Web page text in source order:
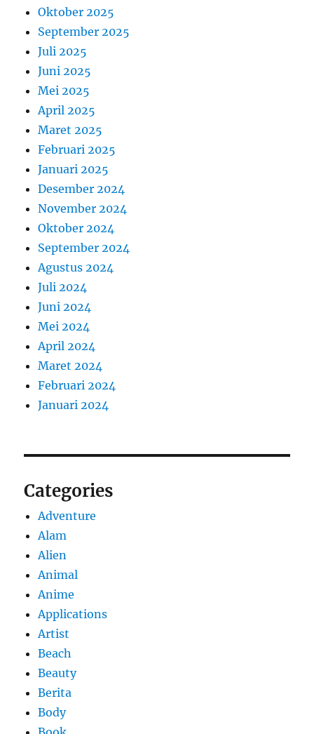
Oktober 2025
September 2025
Juli 2025
Juni 2025
Mei 2025
April 2025
Maret 2025
Februari 2025
Januari 2025
Desember 2024
November 2024
Oktober 2024
September 2024
Agustus 2024
Juli 2024
Juni 2024
Mei 2024
April 2024
Maret 2024
Februari 2024
Januari 2024
Categories
Adventure
Alam
Alien
Animal
Anime
Applications
Artist
Beach
Beauty
Berita
Body